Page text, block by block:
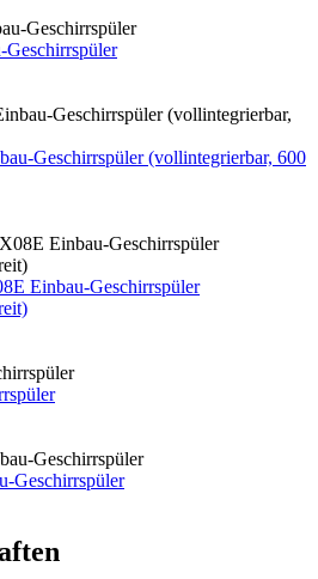
Geschirrspüler (vollintegrierbar, 600
Einbau-Geschirrspüler
Geschirrspüler